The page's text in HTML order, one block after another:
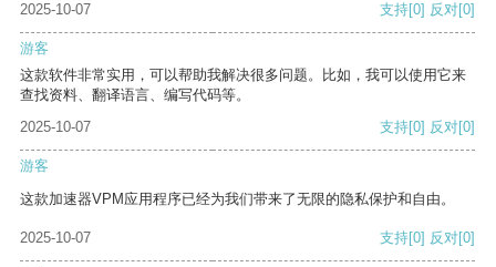
2025-10-07 支持[0] 反对[0]
游客
这款软件非常实用，可以帮助我解决很多问题。比如，我可以使用它来
查找资料、翻译语言、编写代码等。
2025-10-07
支持[0] 反对[0]
游客
这款加速器VPM应用程序已经为我们带来了无限的隐私保护和自由。
2025-10-07 支持[0] 反对[0]